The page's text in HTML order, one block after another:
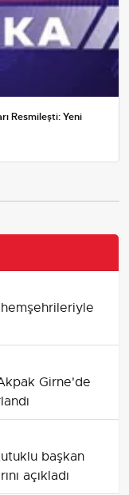
Resmileşti: Yeni
Girne'de
başkan
açıkladı